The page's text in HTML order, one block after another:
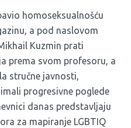
homoseksualnošću
a pod naslovom
Kuzmin prati
prema svom profesoru, a
stručne javnosti,
progresivne poglede
danas predstavljaju
za mapiranje LGBTIQ